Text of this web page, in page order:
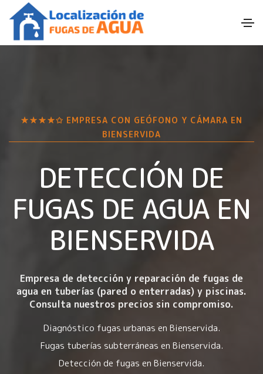
★★★★✩ EMPRESA CON GEÓFONO Y CÁMARA EN
BIENSERVIDA
DETECCIÓN DE
FUGAS DE AGUA EN
BIENSERVIDA
Empresa de detección y reparación de fugas de
agua en tuberías (pared o enterradas) y piscinas.
Consulta nuestros precios sin compromiso.
Diagnóstico fugas urbanas en Bienservida.
Fugas tuberías subterráneas en Bienservida.
Detección de fugas en Bienservida.